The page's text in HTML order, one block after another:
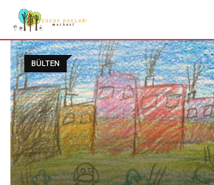
content
BÜLTEN